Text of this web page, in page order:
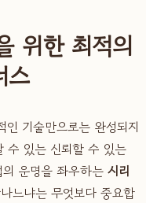
위한 최적의
스
기술만으로는 완성되지
수 있는 신뢰할 수 있는
운명을 좌우하는 시리
느냐는 무엇보다 중요합